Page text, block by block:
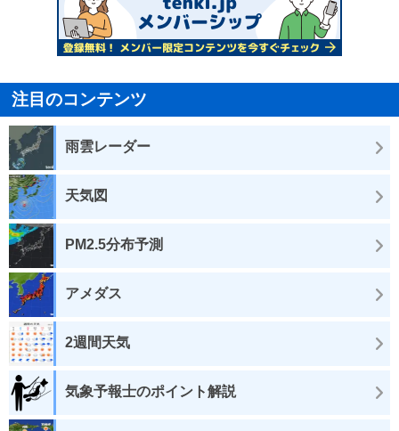
注目のコンテンツ
雨雲レーダー
天気図
PM2.5分布予測
アメダス
2週間天気
気象予報士のポイント解説